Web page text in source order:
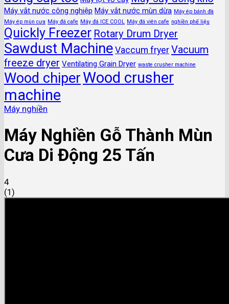
Máy vắt nước công nghiệp Máy vắt nước mùn dừa Máy ép bánh đà
Máy ép mùn cưa Máy đá cafe Máy đá ICE COOL Máy đá viên cafe nghiền phế liệu
Quickly Freezer Rotary Drum Dryer
Sawdust MachineVaccum fryerVacuum
freeze dryer Ventilating Grain Dryer waste crusher machine
Wood chiperWood crusher
machine
Máy nghiền
Máy Nghiền Gỗ Thành Mùn
Cưa Di Động 25 Tấn
4
(1)